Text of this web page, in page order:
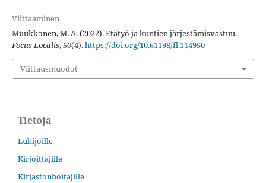
Viittaaminen
Muukkonen, M. A. (2022). Etätyö ja kuntien järjestämisvastuu.
Focus Localis,50(4).https://doi.org/10.61198/fl.114950
Viittausmuodot
Tietoja
Lukijoille
Kirjoittajille
Kirjastonhoitajille